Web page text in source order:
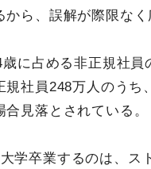
から、誤解が際限なく
に占める非正規社
規社員248万人のう
合見落とされている
学卒業するのは、ス